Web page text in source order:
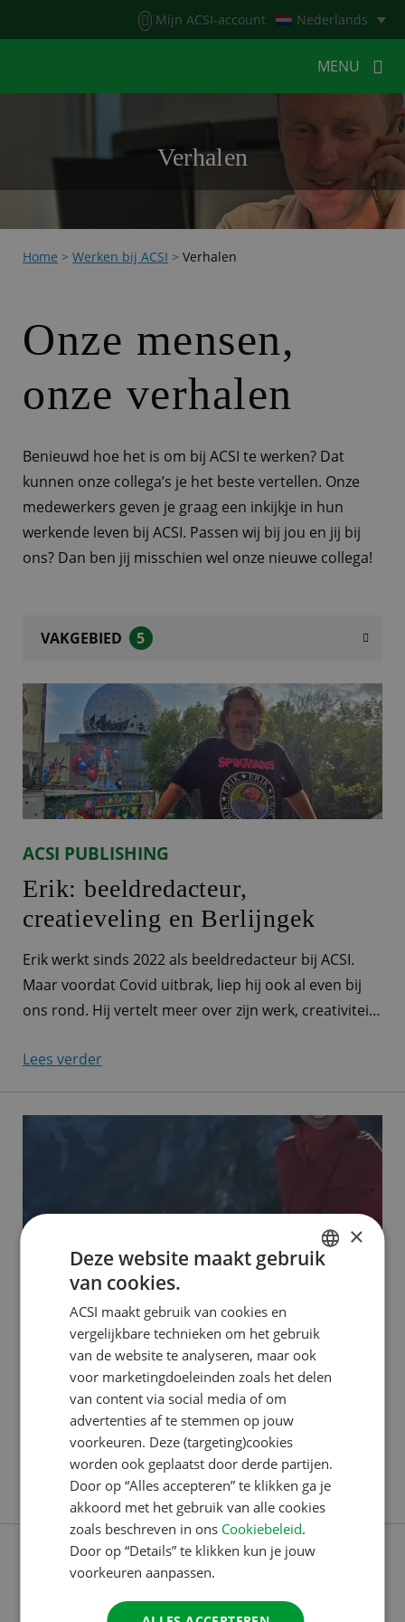
Mijn ACSI-account Nederlands
MENU
HOME
VOOR KAMPEERDERS
VOOR CAMPINGSKAMPEERNIEUWS
Verhalen
Home > Werken bij ACSI > Verhalen
Onze mensen,
onze verhalen
Benieuwd hoe het is om bij ACSI te werken? Dat
kunnen onze collega’s je het beste vertellen. Onze
medewerkers geven je graag een inkijkje in hun
werkende leven bij ACSI. Passen wij bij jou en jij bij
ons? Dan ben jij misschien wel onze nieuwe collega!
VAKGEBIED 5
ACSI PUBLISHING
Erik: beeldredacteur,
creatieveling en Berlijngek
Erik werkt sinds 2022 als beeldredacteur bij ACSI.
Maar voordat Covid uitbrak, liep hij ook al even bij
ons rond. Hij vertelt meer over zijn werk, creativiteit
je handen “Ik werk als beeldredacteur voor ACSI.
gebruiken, waarvoor dan ook,
Lees verder
ACSI PUBLISHING
Dilek: van klantenservice tot
ACSI Awards
Dilek begon in 2016 bij het Customer Contact
Center. “Ik kom oorspronkelijk uit Berlijn, Duitsland,
en ik wilde per se iets doen waarbij ik Duits kon
blijven spreken. Ik had nog geen werkervaring,
behalve een maand in een winkel, en sprak ook nog
geen goed Nederlands. Via een uitzendbureau kwam
ik bij ACSI terecht. Ik
Lees verder
FRENCH
GERMAN
SPANISH
SWEDISH
×
Deze website maakt gebruik
van cookies.
ACSI maakt gebruik van cookies en
vergelijkbare technieken om het gebruik
van de website te analyseren, maar ook
voor marketingdoeleinden zoals het delen
van content via social media of om
advertenties af te stemmen op jouw
voorkeuren. Deze (targeting)cookies
worden ook geplaatst door derde partijen.
Door op “Alles accepteren” te klikken ga je
akkoord met het gebruik van alle cookies
zoals beschreven in ons Cookiebeleid.
Door op “Details” te klikken kun je jouw
voorkeuren aanpassen.